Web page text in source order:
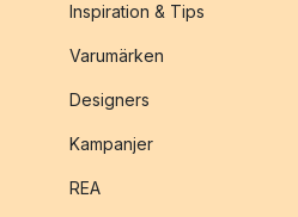
Inspiration & Tips
Varumärken
Designers
Kampanjer
REA